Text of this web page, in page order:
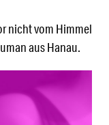
nicht vom Himmel
aus Hanau.